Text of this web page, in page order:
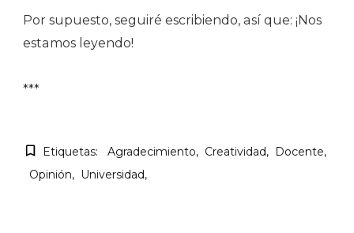
Por supuesto, seguiré escribiendo, así que: ¡Nos
estamos leyendo!
***
Etiquetas: Agradecimiento Creatividad
Docente
Opinión
Universidad